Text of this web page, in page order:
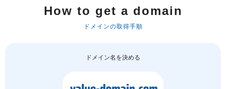
How to get a domain
ドメインの取得手順
ドメイン名を決める